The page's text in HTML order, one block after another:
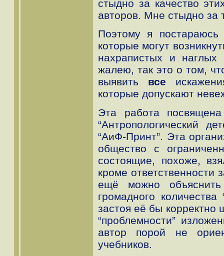
стыдно за качество
авторов. Мне стыдно за
Поэтому я
которые могут
нахрапистых и
жалею, так это о том,
выявить все
которые допускают
Эта работа
“Антропологический
“АиФ-Принт”. Эта
общество с
состоящие, похоже,
кроме ответственности
ещё можно
громадного
застоя её бы корректно
“проблемности”
автор порой не
учебников.